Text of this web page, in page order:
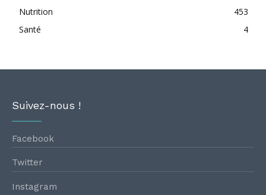
Nutrition
453
Santé
4
Suivez-nous !
Facebook
Twitter
Instagram